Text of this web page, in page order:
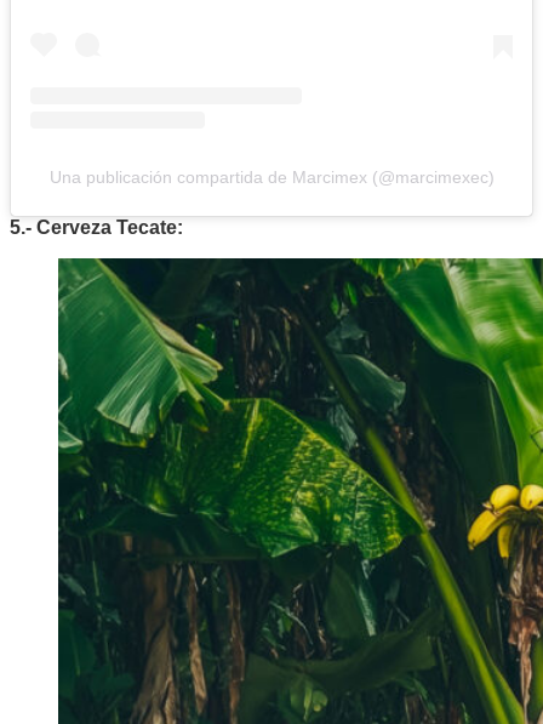
Una publicación compartida de Marcimex (@marcimexec)
5.- Cerveza Tecate: